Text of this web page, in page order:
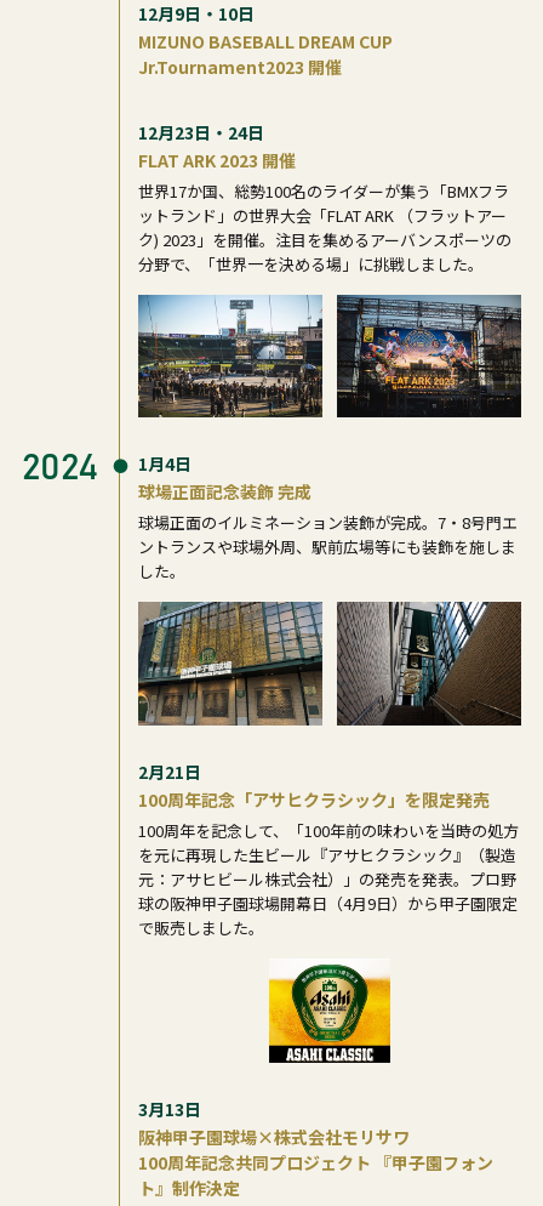
12月9日・10日
MIZUNO BASEBALL DREAM CUP
Jr.Tournament2023 開催
12月23日・24日
FLAT ARK 2023 開催
世界17か国、総勢100名のライダーが集う「BMXフラ
ットランド」の世界大会「FLAT ARK （フラットアー
ク) 2023」を開催。注目を集めるアーバンスポーツの
分野で、「世界一を決める場」に挑戦しました。
2024
1月4日
球場正面記念装飾 完成
球場正面のイルミネーション装飾が完成。7・8号門エ
ントランスや球場外周、駅前広場等にも装飾を施しま
した。
2月21日
100周年記念「アサヒクラシック」を限定発売
100周年を記念して、「100年前の味わいを当時の処方
を元に再現した生ビール『アサヒクラシック』（製造
元：アサヒビール株式会社）」の発売を発表。プロ野
球の阪神甲子園球場開幕日（4月9日）から甲子園限定
で販売しました。
3月13日
阪神甲子園球場×株式会社モリサワ
100周年記念共同プロジェクト 『甲子園フォン
ト』制作決定